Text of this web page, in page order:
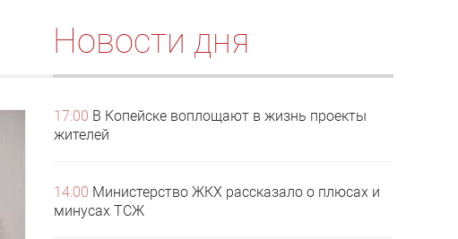
Новости дня
17:00 В Копейске воплощают в жизнь проекты
жителей
14:00 Министерство ЖКХ рассказало о плюсах и
минусах ТСЖ